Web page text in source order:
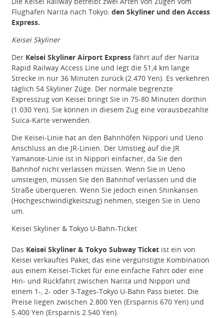
Flughafen Narita nach Tokyo: den Skyliner und den Access
Express.
Keisei Skyliner
Der Keisei Skyliner Airport Express fährt auf der Narita
Rapid Railway Access Line und legt die 51,4 km lange
Strecke in nur 36 Minuten zurück (2.470 Yen). Es verkehren
täglich 54 Skyliner Züge. Der normale begrenzte
Expresszug von Keisei bringt Sie in 75-80 Minuten dorthin
(1.030 Yen). Sie können in diesem Zug eine vorausbezahlte
Suica-Karte verwenden.
Die Keisei-Linie hat an den Bahnhöfen Nippori und Ueno
Anschluss an die JR-Linien. Der Umstieg auf die JR
Yamanote-Linie ist in Nippori einfacher, da Sie den
Bahnhof nicht verlassen müssen. Wenn Sie in Ueno
umsteigen, müssen Sie den Bahnhof verlassen und die
Straße überqueren. Wenn Sie jedoch einen Shinkansen
(Hochgeschwindigkeitszug) nehmen, steigen Sie in Ueno
um.
Keisei Skyliner & Tokyo U-Bahn-Ticket
Das Keisei Skyliner & Tokyo Subway Ticket ist ein von
Keisei verkauftes Paket, das eine vergünstigte Kombination
aus einem Keisei-Ticket für eine einfache Fahrt oder eine
Hin- und Rückfahrt zwischen Narita und Nippori und
einem 1-, 2- oder 3-Tages-Tokyo U-Bahn Pass bietet. Die
Preise liegen zwischen 2.800 Yen (Ersparnis 670 Yen) und
5.400 Yen (Ersparnis 2.540 Yen).